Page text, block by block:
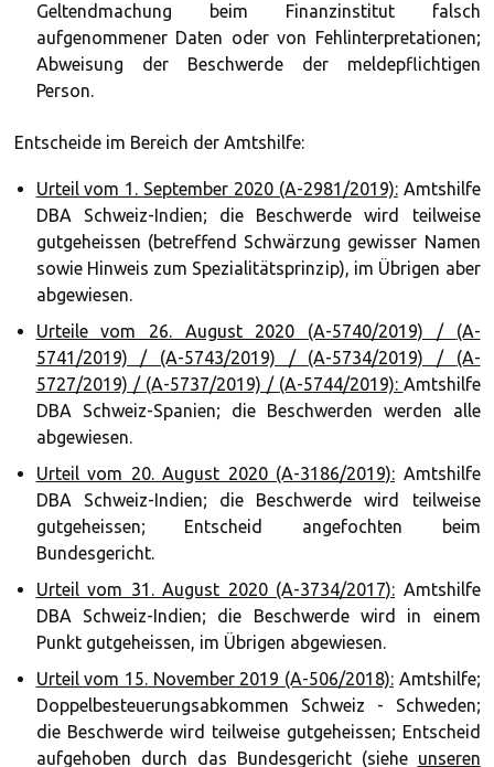
Geltendmachung beim Finanzinstitut falsch
aufgenommener Daten oder von Fehlinterpretationen;
Abweisung der Beschwerde der meldepflichtigen
Person.
Entscheide im Bereich der Amtshilfe:
Urteil vom 1. September 2020 (A-2981/2019):Amtshilfe
DBA Schweiz-Indien; die Beschwerde wird teilweise
gutgeheissen (betreffend Schwärzung gewisser Namen
sowie Hinweis zum Spezialitätsprinzip), im Übrigen aber
abgewiesen.
Urteile vom 26. August 2020 (A-5740/2019) / (A-
5741/2019) / (A-5743/2019) / (A-5734/2019) / (A-
5727/2019) / (A-5737/2019) / (A-5744/2019): Amtshilfe
DBA Schweiz-Spanien; die Beschwerden werden alle
abgewiesen.
Urteil vom 20. August 2020 (A-3186/2019): Amtshilfe
DBA Schweiz-Indien; die Beschwerde wird teilweise
gutgeheissen; Entscheid angefochten beim
Bundesgericht.
Urteil vom 31. August 2020 (A-3734/2017): Amtshilfe
DBA Schweiz-Indien; die Beschwerde wird in einem
Punkt gutgeheissen, im Übrigen abgewiesen.
Urteil vom 15. November 2019 (A-506/2018):Amtshilfe;
Doppelbesteuerungsabkommen Schweiz - Schweden;
die Beschwerde wird teilweise gutgeheissen; Entscheid
aufgehoben durch das Bundesgericht (siehe unseren